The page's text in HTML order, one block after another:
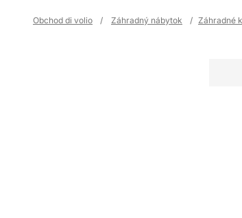
Obchod di volio / Záhradný nábytok / Záhradné